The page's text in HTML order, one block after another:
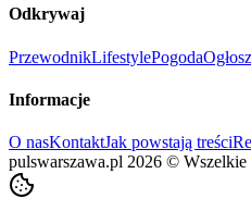
Odkrywaj
PrzewodnikLifestylePogoda
Informacje
O nasKontaktJak powstają treści
pulswarszawa.pl 2026 © Wszelkie